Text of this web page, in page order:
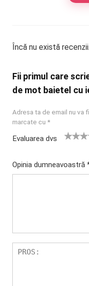
Încă nu există recenzii.
Fii primul care
de mot baietel cu
Adresa ta de email nu va
marcate cu *
Evaluarea dvs
di
e
5
stele
stele
stele
Opinia dumneavoastră